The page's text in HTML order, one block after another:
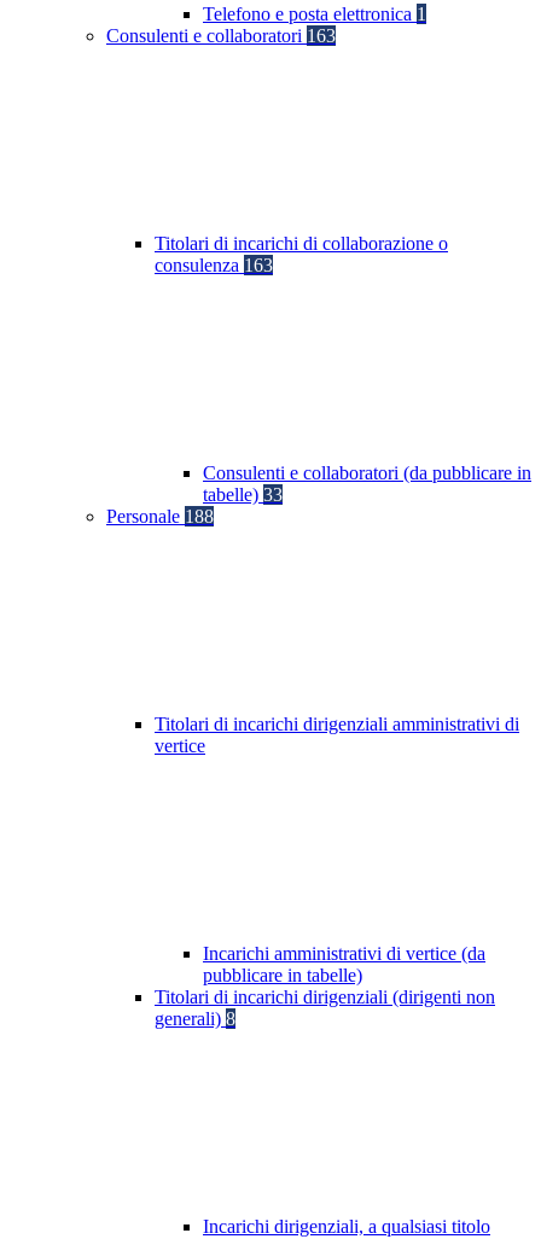
Telefono e posta elettronica 1
Consulenti e collaboratori 163
Titolari di incarichi di collaborazione o
consulenza 163
Consulenti e collaboratori (da pubblicare in
tabelle) 33
Personale 188
Titolari di incarichi dirigenziali amministrativi di
vertice
Incarichi amministrativi di vertice (da
pubblicare in tabelle)
Titolari di incarichi dirigenziali (dirigenti non
generali) 8
Incarichi dirigenziali, a qualsiasi titolo